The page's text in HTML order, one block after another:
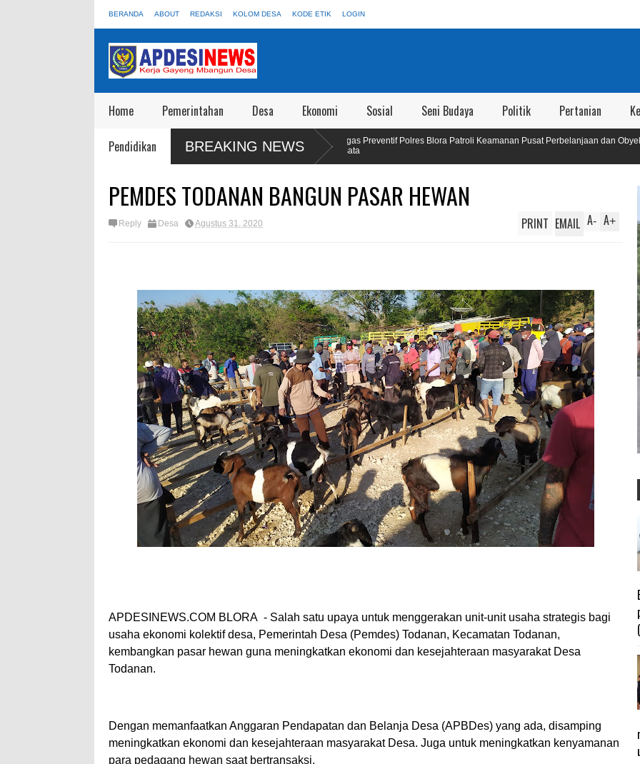
BERANDA ABOUT REDAKSI KOLOM DESA KODE ETIK LOGIN
Home Pemerintahan Desa Ekonomi Sosial Seni Budaya Politik Pertanian
Pendidikan BREAKING NEWS
Disewakan Apalagi Viral Salah
Satgas Preventif Polres Blora Patroli Keamanan Pusat Perbelanjaan dan Obyek
Wisata
Wakil Bupati Blora
PEMDES TODANAN BANGUN PASAR HEWAN
Reply Desa Agustus 31, 2020 A+
A-
PRINT EMAIL
APDESINEWS.COM BLORA - Salah satu upaya untuk menggerakan unit-unit usaha strategis bagi
usaha ekonomi kolektif desa, Pemerintah Desa (Pemdes) Todanan, Kecamatan Todanan,
kembangkan pasar hewan guna meningkatkan ekonomi dan kesejahteraan masyarakat Desa
Todanan.
Dengan memanfaatkan Anggaran Pendapatan dan Belanja Desa (APBDes) yang ada, disamping
meningkatkan ekonomi dan kesejahteraan masyarakat Desa. Juga untuk meningkatkan kenyamanan
para pedagang hewan saat bertransaksi.